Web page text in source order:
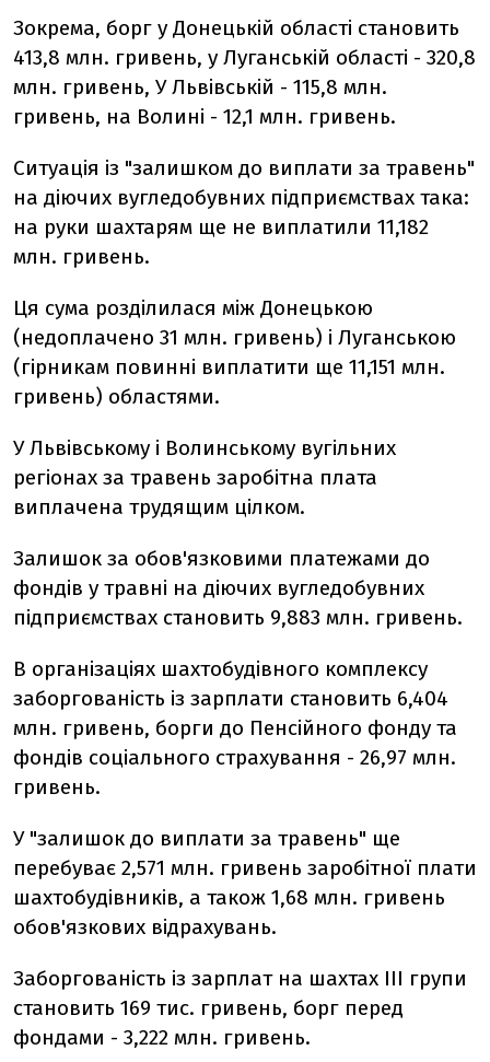
Зокрема, борг у Донецькій області становить
413,8 млн. гривень, у Луганській області - 320,8
млн. гривень, У Львівській - 115,8 млн.
гривень, на Волині - 12,1 млн. гривень.
Ситуація із "залишком до виплати за травень"
на діючих вугледобувних підприємствах така:
на руки шахтарям ще не виплатили 11,182
млн. гривень.
Ця сума розділилася між Донецькою
(недоплачено 31 млн. гривень) і Луганською
(гірникам повинні виплатити ще 11,151 млн.
гривень) областями.
У Львівському і Волинському вугільних
регіонах за травень заробітна плата
виплачена трудящим цілком.
Залишок за обов'язковими платежами до
фондів у травні на діючих вугледобувних
підприємствах становить 9,883 млн. гривень.
В організаціях шахтобудівного комплексу
заборгованість із зарплати становить 6,404
млн. гривень, борги до Пенсійного фонду та
фондів соціального страхування - 26,97 млн.
гривень.
У "залишок до виплати за травень" ще
перебуває 2,571 млн. гривень заробітної плати
шахтобудівників, а також 1,68 млн. гривень
обов'язкових відрахувань.
Заборгованість із зарплат на шахтах III групи
становить 169 тис. гривень, борг перед
фондами - 3,222 млн. гривень.